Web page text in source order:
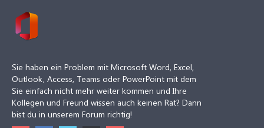
Sie haben ein Problem mit Microsoft Word, Excel,
Outlook, Access, Teams oder PowerPoint mit dem
Sie einfach nicht mehr weiter kommen und Ihre
Kollegen und Freund wissen auch keinen Rat? Dann
bist du in unserem Forum richtig!